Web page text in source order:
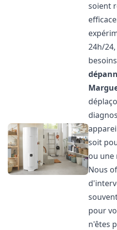
soient
24h/
soit
ou une
Nous
pour
n'êtes